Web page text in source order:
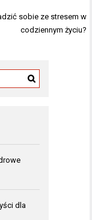
sobie ze stresem w
codziennym życiu?
dla